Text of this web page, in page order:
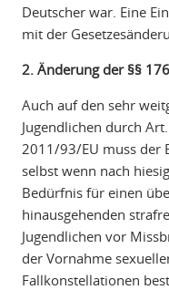
Deutscher war. Eine
mit der
2. Änderung der §§
Auch auf den sehr
Jugendlichen durch
2011/93/EU muss der
selbst wenn nach
Bedürfnis für einen
hinausgehenden
Jugendlichen vor
der Vornahme
Fallkonstellationen